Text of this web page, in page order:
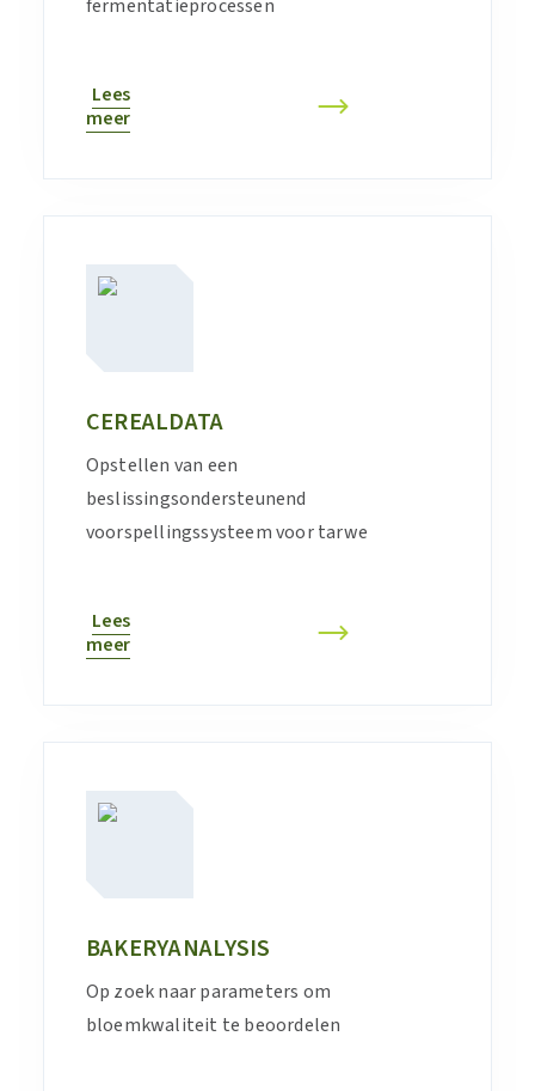
fermentatieprocessen
Lees
meer
CEREALDATA
Opstellen van een
beslissingsondersteunend
voorspellingssysteem voor tarwe
Lees
meer
BAKERYANALYSIS
Op zoek naar parameters om
bloemkwaliteit te beoordelen